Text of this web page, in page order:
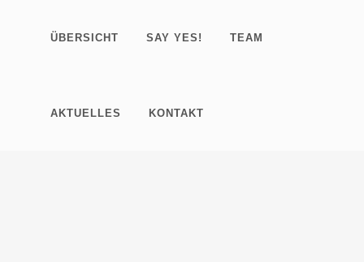
ÜBERSICHT SAY YES! TEAM
AKTUELLES KONTAKT